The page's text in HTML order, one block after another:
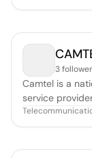
and provide
integrity,
3
Camtel is a
service
building its
Division